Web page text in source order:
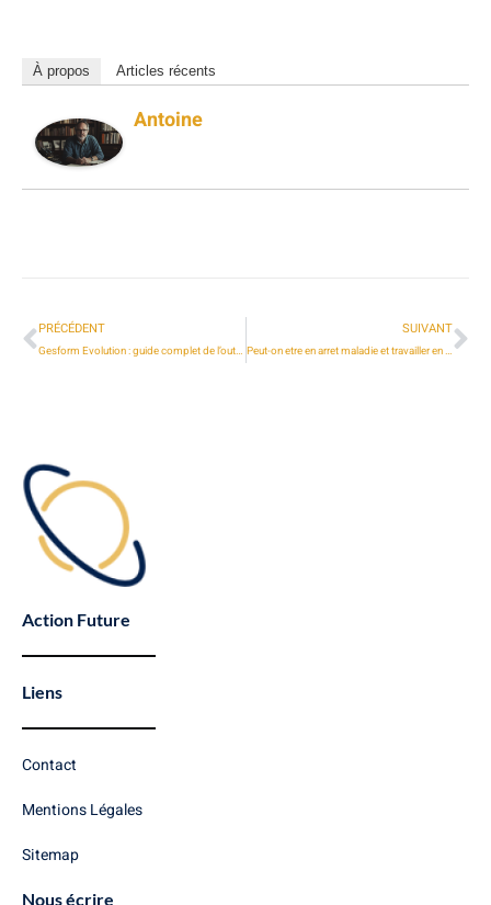
À propos Articles récents
Antoine
PRÉCÉDENT
Gesform Evolution : guide complet de l’outil pour optimiser la gestion de formation
SUIVANT
Peut-on etre en arret maladie et travailler en auto-entrepreneur ?
Action Future
Liens
Contact
Mentions Légales
Sitemap
Nous écrire